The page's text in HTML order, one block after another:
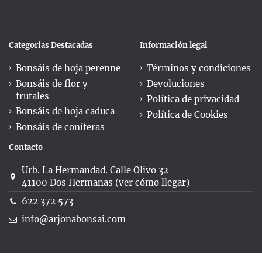
Categorías Destacadas
Bonsáis de hoja perenne
Bonsáis de flor y
frutales
Bonsáis de hoja caduca
Bonsáis de coníferas
Información legal
Términos y condiciones
Devoluciones
Política de privacidad
Política de Cookies
Contacto
Urb. La Hermandad. Calle Olivo 32
41100 Dos Hermanas (ver cómo llegar)
622 372 573
info@arjonabonsai.com